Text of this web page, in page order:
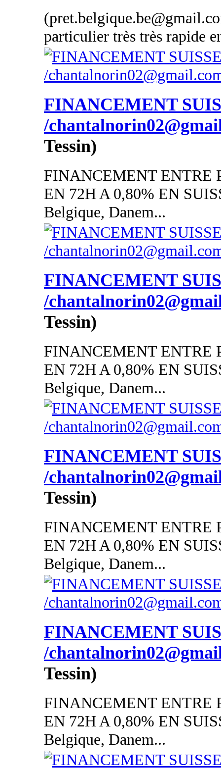
particulier très très rapide
FINANCEMENT
/
Tessin)
FINANCEMENT ENTRE
EN 72H A 0,80% EN
Belgique, Danem...
FINANCEMENT
/
Tessin)
FINANCEMENT ENTRE
EN 72H A 0,80% EN
Belgique, Danem...
FINANCEMENT
/
Tessin)
FINANCEMENT ENTRE
EN 72H A 0,80% EN
Belgique, Danem...
FINANCEMENT
/
Tessin)
FINANCEMENT ENTRE
EN 72H A 0,80% EN
Belgique, Danem...